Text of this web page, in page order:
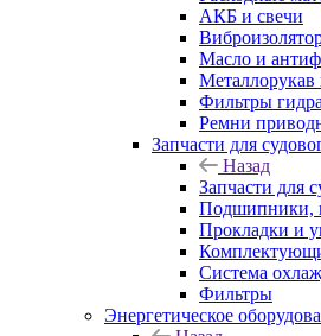
АКБ и свечи
Масло и
Металлорукав
Фильтры
Ремни
Запчасти для
Назад
Запчасти для
Подшипники,
Прокладки и
Система
Фильтры
Энергетическое